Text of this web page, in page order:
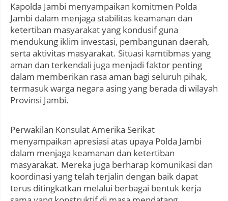
Kapolda Jambi menyampaikan komitmen Polda
Jambi dalam menjaga stabilitas keamanan dan
ketertiban masyarakat yang kondusif guna
mendukung iklim investasi, pembangunan daerah,
serta aktivitas masyarakat. Situasi kamtibmas yang
aman dan terkendali juga menjadi faktor penting
dalam memberikan rasa aman bagi seluruh pihak,
termasuk warga negara asing yang berada di wilayah
Provinsi Jambi.
Perwakilan Konsulat Amerika Serikat
menyampaikan apresiasi atas upaya Polda Jambi
dalam menjaga keamanan dan ketertiban
masyarakat. Mereka juga berharap komunikasi dan
koordinasi yang telah terjalin dengan baik dapat
terus ditingkatkan melalui berbagai bentuk kerja